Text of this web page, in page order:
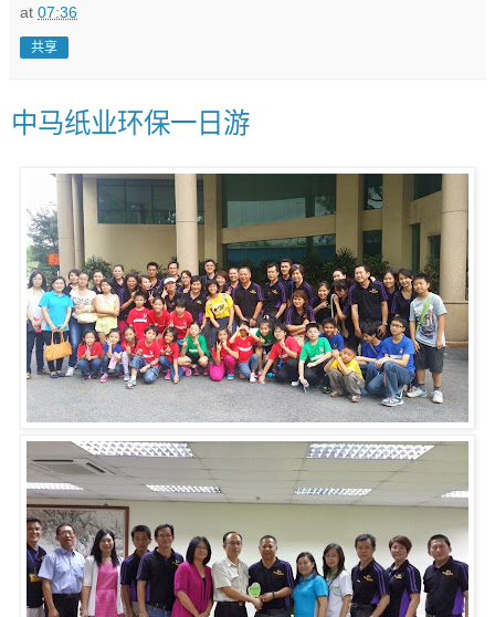
at 07:36
共享
中马纸业环保一日游